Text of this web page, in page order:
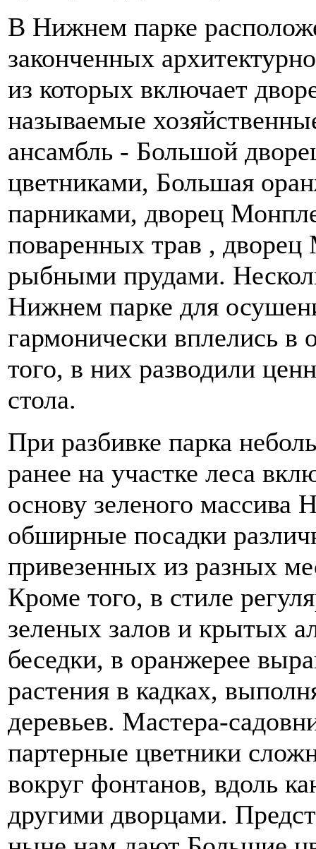
В Нижнем парке
законченных
из которых включает
называемые
ансамбль - Большой
цветниками, Большая
парниками, дворец
поваренных трав ,
рыбными прудами.
Нижнем парке для
гармонически вплелись
того, в них разводили
стола.
При разбивке парка
ранее на участке леса
основу зеленого массива
обширные посадки
привезенных из разных
Кроме того, в стиле
зеленых залов и крытых
беседки, в оранжерее
растения в кадках,
деревьев. Мастера-
партерные цветники
вокруг фонтанов, вдоль
другими дворцами.